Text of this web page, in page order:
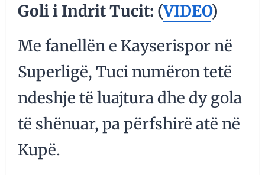
Goli i Indrit Tucit: (VIDEO)
Me fanellën e Kayserispor në
Superligë, Tuci numëron tetë
ndeshje të luajtura dhe dy gola
të shënuar, pa përfshirë atë në
Kupë.